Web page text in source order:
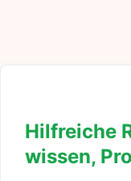
Hilfreiche
wissen,